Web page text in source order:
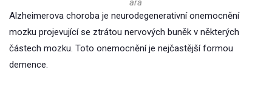
ara
Alzheimerova choroba je neurodegenerativní onemocnění
mozku projevující se ztrátou nervových buněk v některých
částech mozku. Toto onemocnění je nejčastější formou
demence.